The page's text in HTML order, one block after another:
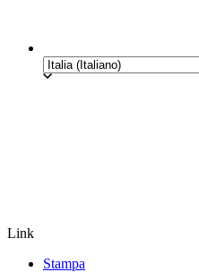
Link
Stampa